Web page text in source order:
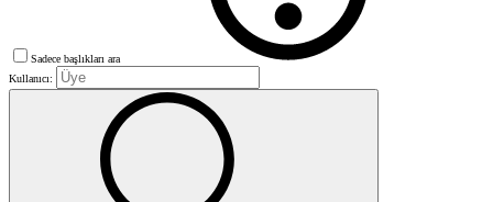
Sadece başlıkları ara
Kullanıcı: